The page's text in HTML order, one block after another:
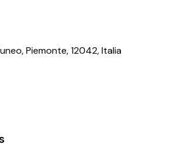
Piemonte, 12042, Italia